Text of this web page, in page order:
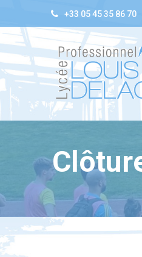
+33 05 45 35 86 70